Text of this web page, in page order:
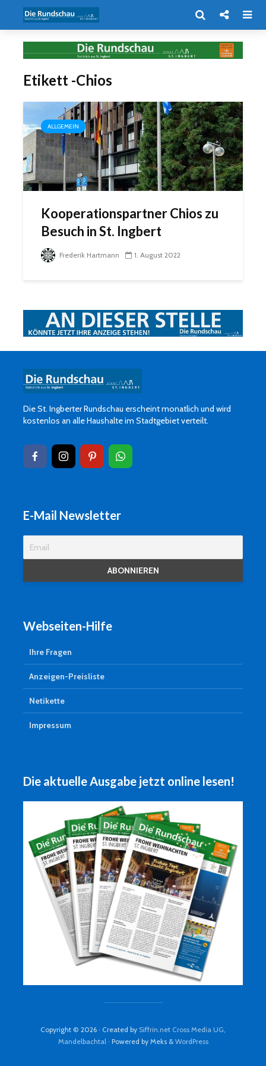
Etikett -Chios
ALLGEMEIN
Kooperationspartner Chios zu
Besuch in St. Ingbert
Frederik Hartmann 1. August 2022
Die St. Ingberter Rundschau erscheint monatlich und wird
kostenlos an alle Haushalte im Stadtgebiet verteilt.
E-Mail Newsletter
Webseiten-Hilfe
Ihre Fragen
Anzeigen-Preisliste
Netikette
Impressum
Die aktuelle Ausgabe jetzt online lesen!
Copyright © 2026 · Created by Siffrin.net Cross Media UG,
Mandelbachtal· Powered by Meks & WordPress